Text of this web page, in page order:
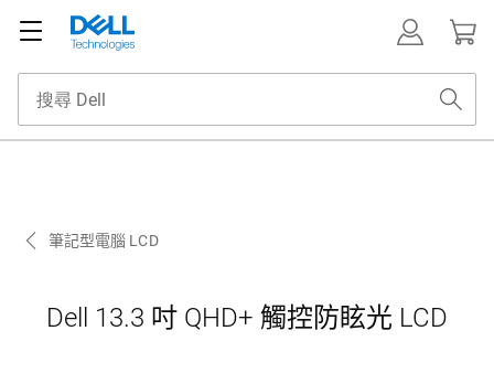
筆記型電腦 LCD
Dell 13.3 吋 QHD+ 觸控防眩光 LCD